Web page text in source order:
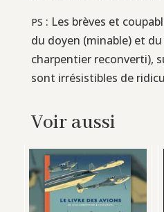
PS : Les brèves et
du doyen (minable) et
charpentier reconverti),
sont irrésistibles de
Voir aussi